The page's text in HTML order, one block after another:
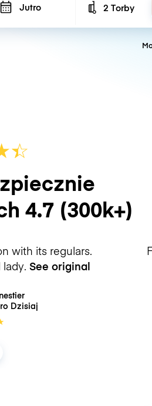
Jutro Number of bags
2 Torby
☆
★
4.7 (300k+)
with its regulars.
See original
Dzisiaj